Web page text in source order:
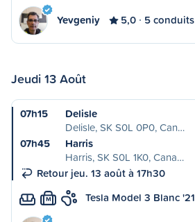
Yevgeniy 5,0 5 conduits
Jeudi 13 Août
07h15
Delisle
Delisle, SK S0L 0P0, Can…
07h45
Harris
Harris, SK S0L 1K0, Cana…
Retour jeu. 13 août à 17h30
M Tesla Model 3 Blanc '21